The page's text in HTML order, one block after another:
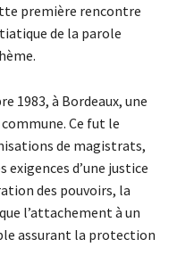
première rencontre
de la parole
1983, à Bordeaux, une
Ce fut le
de magistrats,
exigences d’une justice
des pouvoirs, la
l’attachement à un
assurant la protection